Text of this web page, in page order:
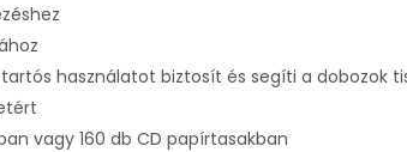
használatot biztosít és segíti a dobozok
vagy 160 db CD papírtasakban